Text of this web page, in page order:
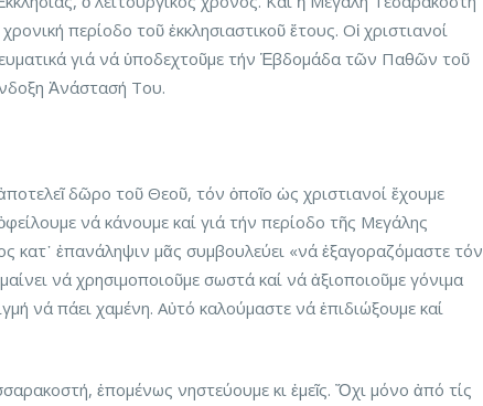
περίοδο τοῦ ἐκκλησιαστικοῦ ἔτους. Οἱ χριστιανοί
γιά νά ὑποδεχτοῦμε τήν Ἑβδομάδα τῶν Παθῶν τοῦ
Ἀνάστασή Του.
δῶρο τοῦ Θεοῦ, τόν ὁποῖο ὡς χριστιανοί ἔχουμε
νά κάνουμε καί γιά τήν περίοδο τῆς Μεγάλης
ἐπανάληψιν μᾶς συμβουλεύει «νά ἐξαγοραζόμαστε τόν
νά χρησιμοποιοῦμε σωστά καί νά ἀξιοποιοῦμε γόνιμα
νά πάει χαμένη. Αὐτό καλούμαστε νά ἐπιδιώξουμε καί
ἑπομένως νηστεύουμε κι ἐμεῖς. Ὄχι μόνο ἀπό τίς